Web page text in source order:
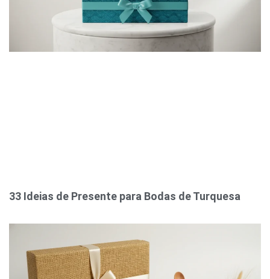
33 Ideias de Presente para Bodas de Turquesa